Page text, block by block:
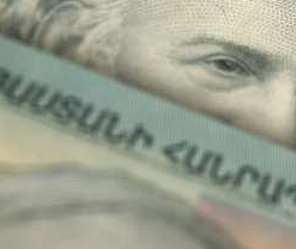
պրոդուկտներն ու քարտային
առաջարկները